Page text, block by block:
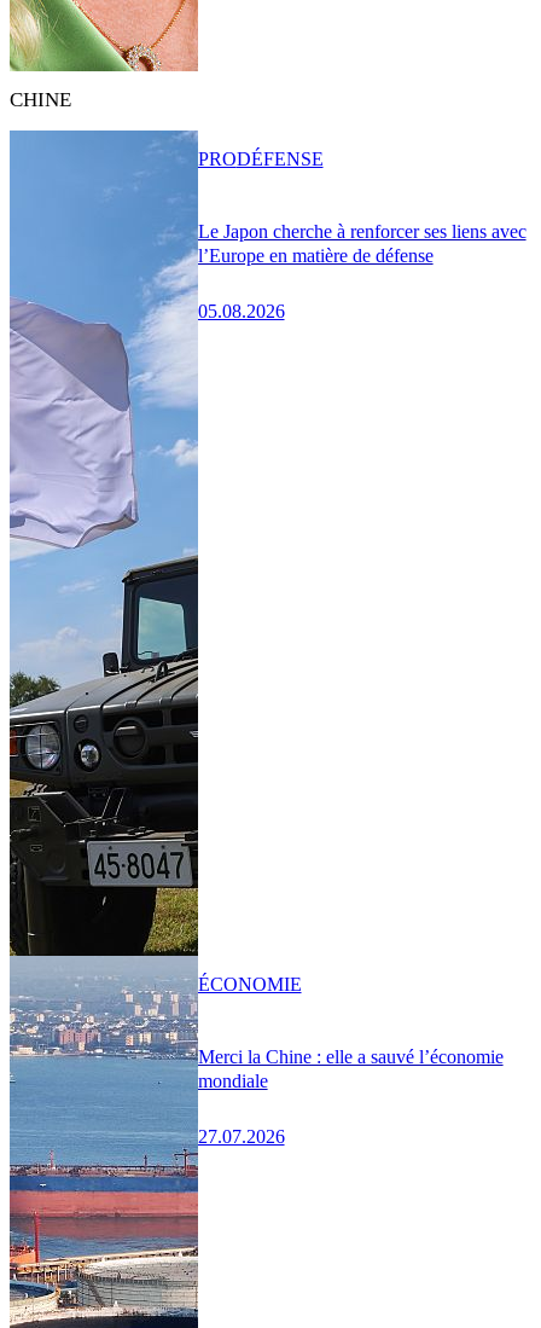
CHINE
Le Japon cherche à renforcer ses liens avec
l’Europe en matière de défense
05.08.2026
PRODÉFENSE
Merci la Chine : elle a sauvé l’économie
mondiale
27.07.2026
ÉCONOMIE